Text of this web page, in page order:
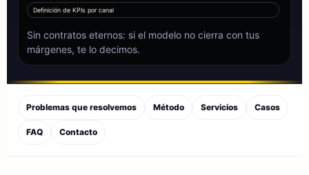
Definición de KPIs por canal
Sin contratos eternos: si el modelo no cierra con tus
márgenes, te lo decimos.
Problemas que resolvemos Método Servicios Casos
FAQ Contacto